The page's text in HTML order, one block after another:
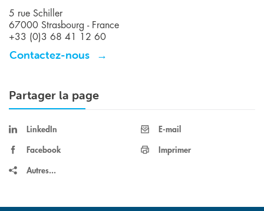
5 rue Schiller
67000 Strasbourg - France
+33 (0)3 68 41 12 60
Contactez-nous
Partager la page
LinkedIn E-mail
Facebook Imprimer
Autres...